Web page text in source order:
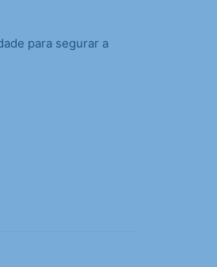
para segurar a